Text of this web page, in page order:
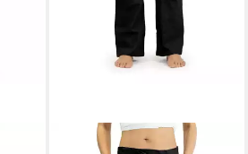
SCHAZAD